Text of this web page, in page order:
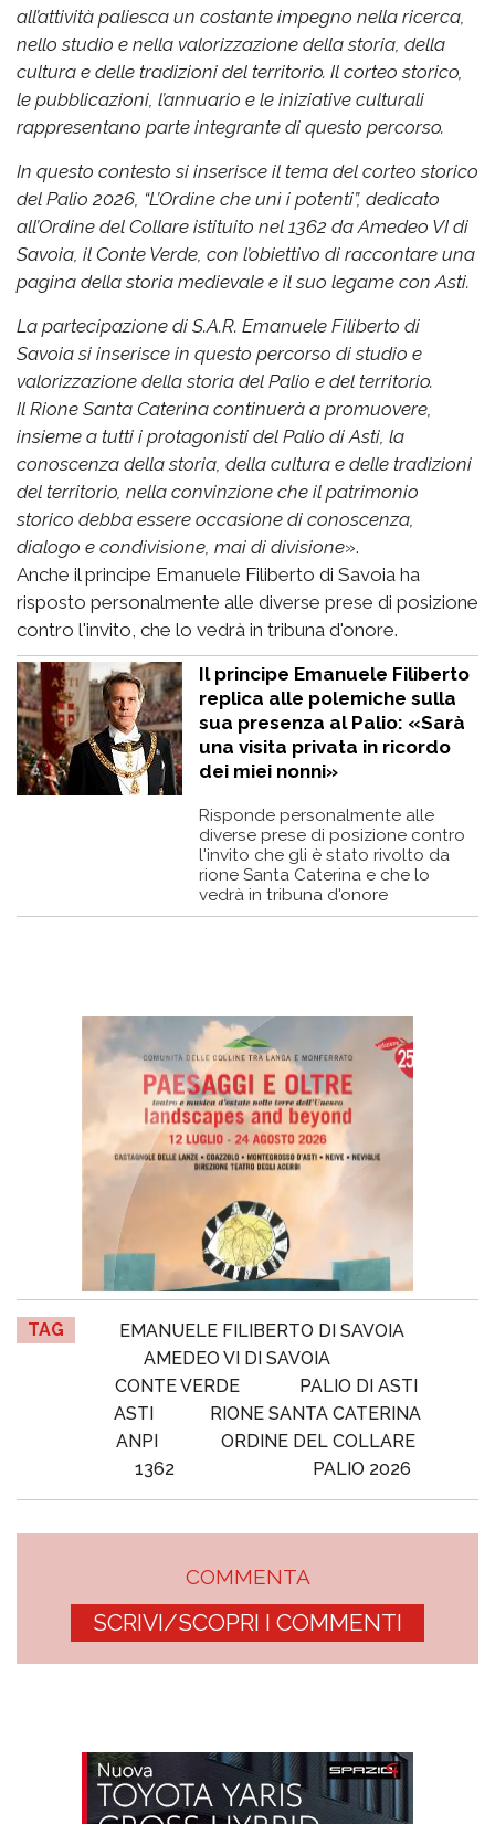
all’attività paliesca un costante impegno nella ricerca,
nello studio e nella valorizzazione della storia, della
cultura e delle tradizioni del territorio. Il corteo storico,
le pubblicazioni, l’annuario e le iniziative culturali
rappresentano parte integrante di questo percorso.
In questo contesto si inserisce il tema del corteo storico
del Palio 2026, “L’Ordine che unì i potenti”, dedicato
all’Ordine del Collare istituito nel 1362 da Amedeo VI di
Savoia, il Conte Verde, con l’obiettivo di raccontare una
pagina della storia medievale e il suo legame con Asti.
La partecipazione di S.A.R. Emanuele Filiberto di
Savoia si inserisce in questo percorso di studio e
valorizzazione della storia del Palio e del territorio.
Il Rione Santa Caterina continuerà a promuovere,
insieme a tutti i protagonisti del Palio di Asti, la
conoscenza della storia, della cultura e delle tradizioni
del territorio, nella convinzione che il patrimonio
storico debba essere occasione di conoscenza,
dialogo e condivisione, mai di divisione».
Anche il principe Emanuele Filiberto di Savoia ha
risposto personalmente alle diverse prese di posizione
contro l'invito, che lo vedrà in tribuna d'onore.
Il principe Emanuele Filiberto
replica alle polemiche sulla
sua presenza al Palio: «Sarà
una visita privata in ricordo
dei miei nonni»
Risponde personalmente alle
diverse prese di posizione contro
l'invito che gli è stato rivolto da
rione Santa Caterina e che lo
vedrà in tribuna d'onore
TAG
EMANUELE FILIBERTO DI SAVOIA
AMEDEO VI DI SAVOIA
CONTE VERDE
PALIO DI ASTI
ASTI
RIONE SANTA CATERINA
ANPI
ORDINE DEL COLLARE
1362
PALIO 2026
COMMENTA
SCRIVI/SCOPRI I COMMENTI